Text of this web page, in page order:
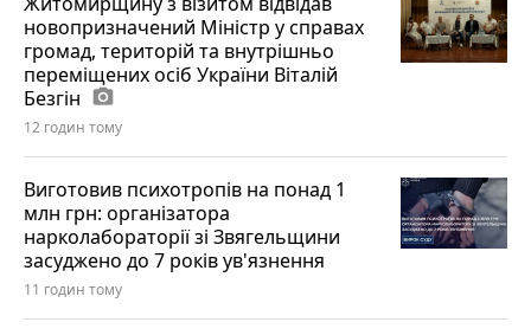
новопризначений Міністр у справах
громад, територій та внутрішньо
переміщених осіб України Віталій
Безгін photo_camera
12 годин тому
Виготовив психотропів на понад 1
млн грн: організатора
нарколабораторії зі Звягельщини
засуджено до 7 років ув'язнення
11 годин тому